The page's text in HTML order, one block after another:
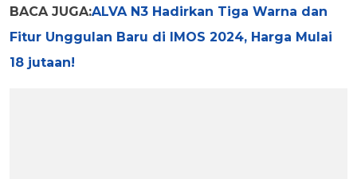
BACA JUGA:ALVA N3 Hadirkan Tiga Warna dan
Fitur Unggulan Baru di IMOS 2024, Harga Mulai
18 jutaan!